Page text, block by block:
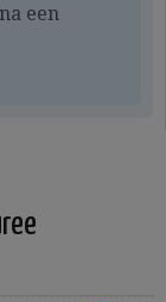
een